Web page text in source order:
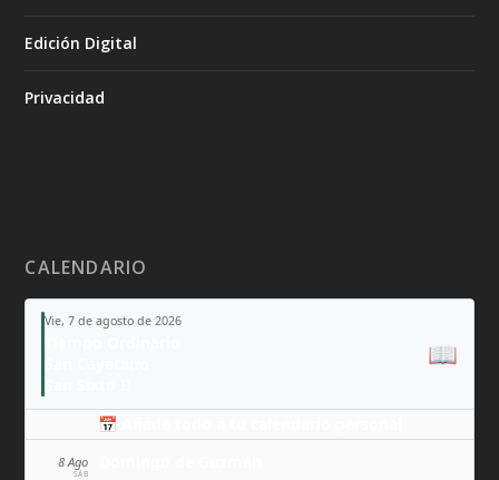
Edición Digital
Privacidad
CALENDARIO
Vie, 7 de agosto de 2026
📖
📅 Añade todo a tu calendario personal
8 Ago
SÁB